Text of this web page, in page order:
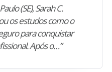
(SE), Sarah C.
os estudos como o
para conquistar
Após o…”